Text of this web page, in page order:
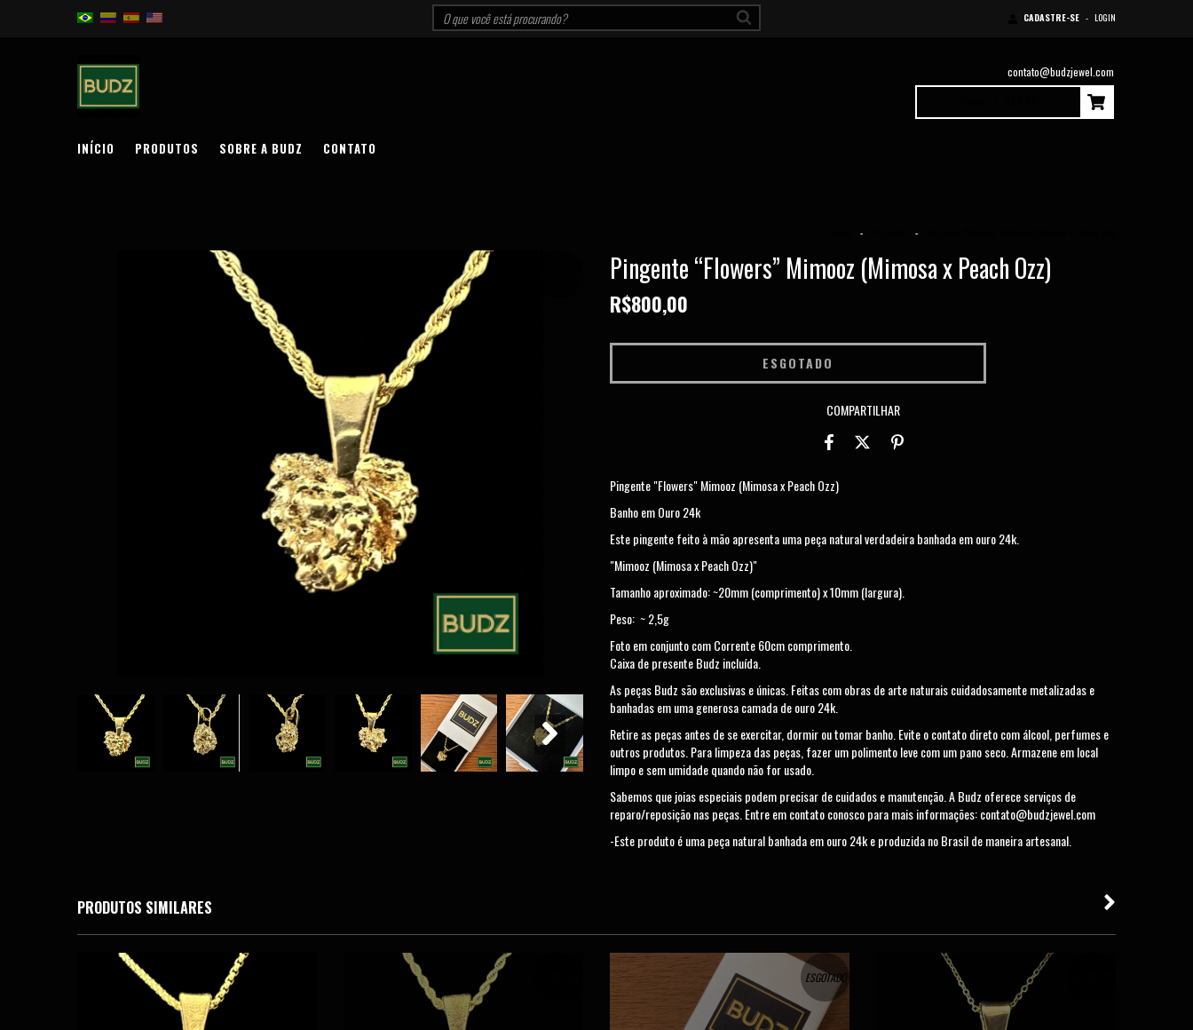
CADASTRE-SE - LOGIN
contato@budzjewel.com
INÍCIO PRODUTOS SOBRE A BUDZ CONTATO
- -
Pingente “Flowers” Mimooz (Mimosa x Peach Ozz)
R$800,00
COMPARTILHAR
Pingente "Flowers" Mimooz (Mimosa x Peach Ozz)
Banho em Ouro 24k
Este pingente feito à mão apresenta uma peça natural verdadeira banhada em ouro 24k.
"Mimooz (Mimosa x Peach Ozz)"
Tamanho aproximado: ~20mm (comprimento) x 10mm (largura).
Peso: ~ 2,5g
Foto em conjunto com Corrente 60cm comprimento.
Caixa de presente Budz incluída.
As peças Budz são exclusivas e únicas. Feitas com obras de arte naturais cuidadosamente metalizadas e
banhadas em uma generosa camada de ouro 24k.
Retire as peças antes de se exercitar, dormir ou tomar banho. Evite o contato direto com álcool, perfumes e
outros produtos. Para limpeza das peças, fazer um polimento leve com um pano seco. Armazene em local
limpo e sem umidade quando não for usado.
Sabemos que joias especiais podem precisar de cuidados e manutenção. A Budz oferece serviços de
reparo/reposição nas peças. Entre em contato conosco para mais informações:contato@budzjewel.com
-Este produto é uma peça natural banhada em ouro 24k e produzida no Brasil de maneira artesanal.
PRODUTOS SIMILARES
ESGOTADO